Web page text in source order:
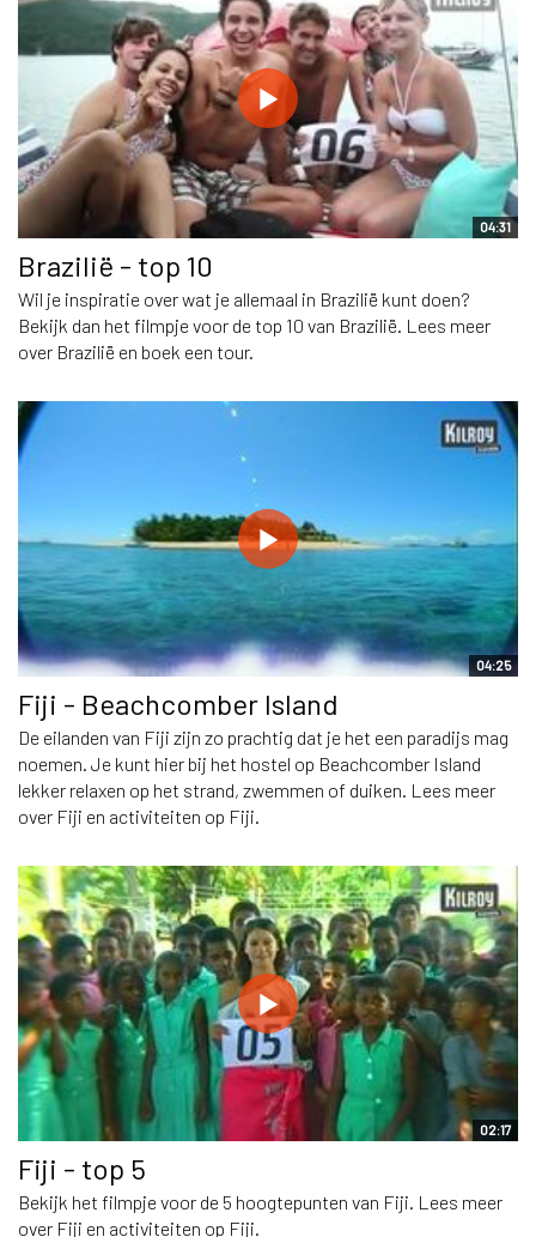
04:31
Brazilië - top 10
Wil je inspiratie over wat je allemaal in Brazilië kunt doen?
Bekijk dan het filmpje voor de top 10 van Brazilië. Lees meer
over Brazilië en boek een tour.
04:25
Fiji - Beachcomber Island
De eilanden van Fiji zijn zo prachtig dat je het een paradijs mag
noemen. Je kunt hier bij het hostel op Beachcomber Island
lekker relaxen op het strand, zwemmen of duiken. Lees meer
over Fiji en activiteiten op Fiji.
02:17
Fiji - top 5
Bekijk het filmpje voor de 5 hoogtepunten van Fiji. Lees meer
over Fiji en activiteiten op Fiji.